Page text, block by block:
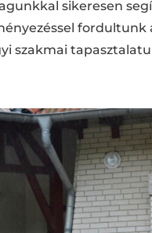
sikeresen
szakmai